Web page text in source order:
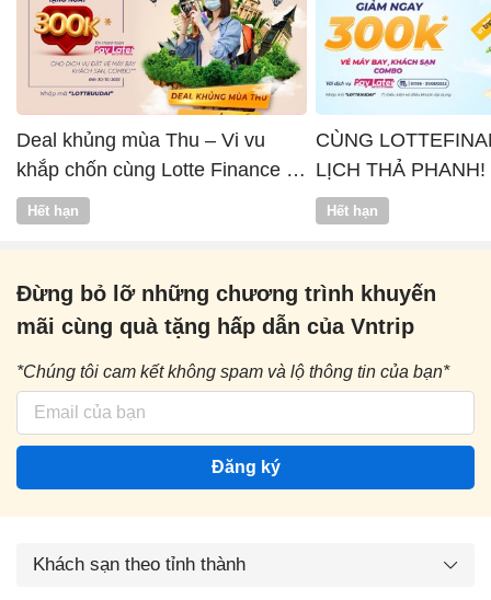
Deal khủng mùa Thu – Vi vu
khắp chốn cùng Lotte Finance x
Vntrip
Hết hạn
CÙNG
LỊCH THẢ PHANH!
Hết hạn
Đừng bỏ lỡ những chương trình khuyến
mãi cùng quà tặng hấp dẫn của Vntrip
*Chúng tôi cam kết không spam và lộ thông tin của bạn*
Đăng ký
Khách sạn theo tỉnh thành